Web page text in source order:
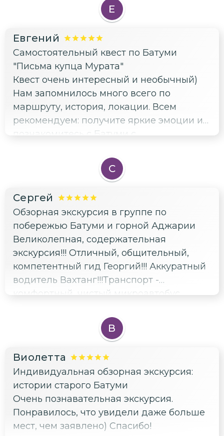
Е
Евгений
Самостоятельный квест по Батуми
"Письма купца Мурата"
Квест очень интересный и необычный)
Нам запомнилось много всего по
маршруту, история, локации. Всем
рекомендуем: получите яркие эмоции и
познакомитесь с Батуми с
С
Сергей
Обзорная экскурсия в группе по
побережью Батуми и горной Аджарии
Великолепная, содержательная
экскурсия!!! Отличный, общительный,
компетентный гид Георгий!!! Аккуратный
водитель Вахтанг!!!Транспорт -
комфортный, чистый микроавтобус
В
Виолетта
Индивидуальная обзорная экскурсия:
истории старого Батуми
Очень познавательная экскурсия.
Понравилось, что увидели даже больше
мест, чем заявлено) Спасибо!